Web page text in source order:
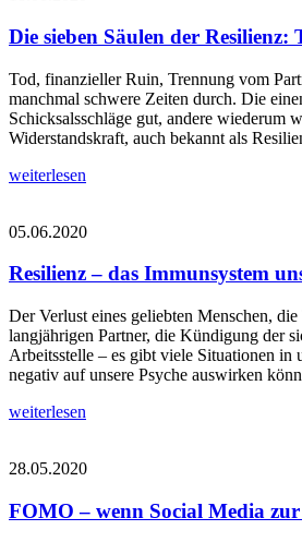
Die sieben Säulen der Resilienz:
Tod, finanzieller Ruin, Trennung vom
manchmal schwere Zeiten durch. Die
Schicksalsschläge gut, andere wiederum
Widerstandskraft, auch bekannt als
weiterlesen
05.06.2020
Resilienz – das Immunsystem
Der Verlust eines geliebten Menschen,
langjährigen Partner, die Kündigung der
Arbeitsstelle – es gibt viele Situationen in
negativ auf unsere Psyche auswirken
weiterlesen
28.05.2020
FOMO – wenn Social Media